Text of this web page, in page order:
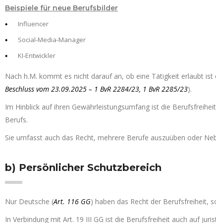
Beispiele für neue Berufsbilder
Influencer
Social-Media-Manager
KI-Entwickler
Nach h.M. kommt es nicht darauf an, ob eine Tätigkeit erlaubt
Beschluss vom 23.09.2025 – 1 BvR 2284/23, 1 BvR 2285/23).
Im Hinblick auf ihren Gewährleistungsumfang ist die
Berufs.
Sie umfasst auch das Recht, mehrere Berufe auszuüben oder
b) Persönlicher Schutzbereich
Nur Deutsche (Art. 116 GG) haben das Recht der Berufsfreiheit,
In Verbindung mit Art. 19 III GG ist die Berufsfreiheit auch auf